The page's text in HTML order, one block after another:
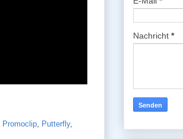
Promoclip, Putterfly,
Nachricht *